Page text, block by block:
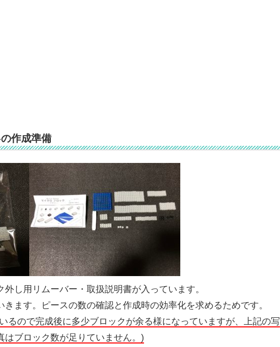
作成準備
し用リムーバー・取扱説明書が入っています。
きます。ピースの数の確認と作成時の効率化を求めるためです。
るので完成後に多少ブロックが余る様になっていますが、上記の写
はブロック数が足りていません。)